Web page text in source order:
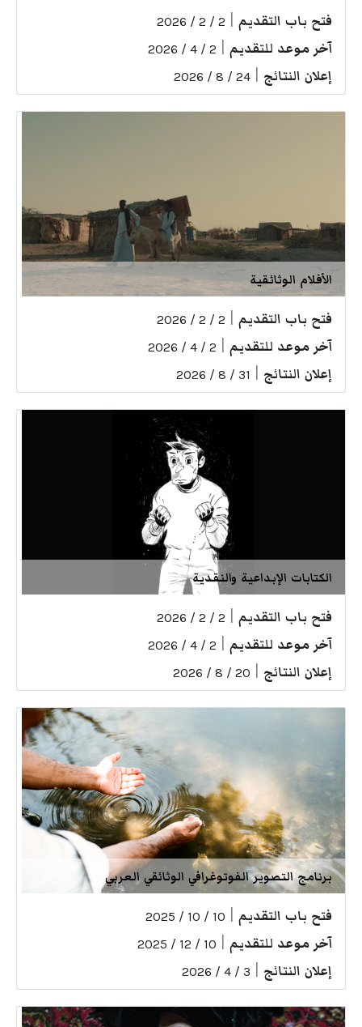
فتح باب التقديم 2 / 2 / 2026
آخر موعد للتقديم 2 / 4 / 2026
إعلان النتائج 24 / 8 / 2026
الأفلام الوثائقية
فتح باب التقديم 2 / 2 / 2026
آخر موعد للتقديم 2 / 4 / 2026
إعلان النتائج 31 / 8 / 2026
الكتابات الإبداعية والنقدية
فتح باب التقديم 2 / 2 / 2026
آخر موعد للتقديم 2 / 4 / 2026
إعلان النتائج 20 / 8 / 2026
برنامج التصوير الفوتوغرافي الوثائقي العربي
فتح باب التقديم 10 / 10 / 2025
آخر موعد للتقديم 10 / 12 / 2025
إعلان النتائج 3 / 4 / 2026